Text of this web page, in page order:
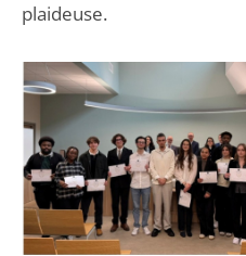
plaideuse.